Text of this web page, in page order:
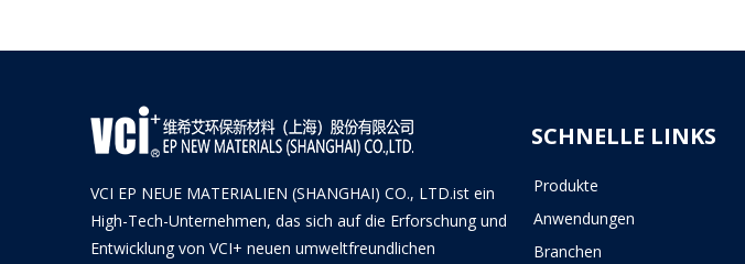
VCI EP NEUE MATERIALIEN (SHANGHAI) CO., LTD.ist ein
High-Tech-Unternehmen, das sich auf die Erforschung und
Entwicklung von VCI+ neuen umweltfreundlichen
SCHNELLE LINKS
Produkte
Anwendungen
Branchen